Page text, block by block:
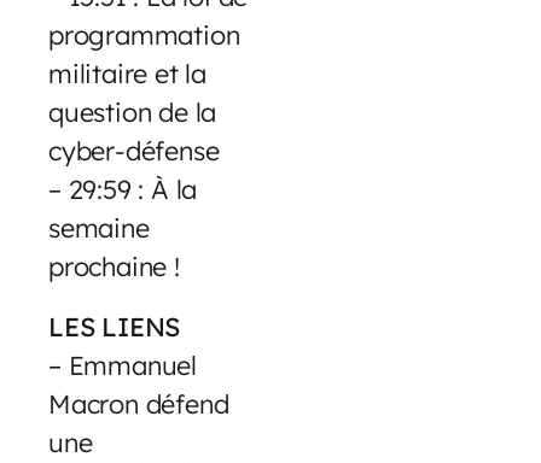
programmation
militaire et la
question de la
cyber-défense
– 29:59 : À la
semaine
prochaine !
LES LIENS
– Emmanuel
Macron défend
une